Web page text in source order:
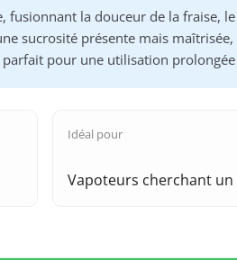
fusionnant la douceur de la fraise,
sucrosité présente mais
pour une utilisation prolongée
Idéal pour
Vapoteurs cherchant